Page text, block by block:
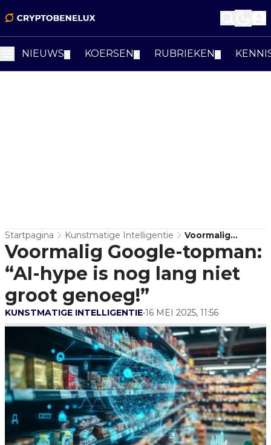
NIEUWS KOERSEN RUBRIEKEN
Startpagina Kunstmatige Intelligentie
Voormalig
Google-Topman:
“AI-Hype Is Nog
Lang Niet Groot
Genoeg!”
Voormalig Google-topman:
“AI-hype is nog lang niet
groot genoeg!”
KUNSTMATIGE INTELLIGENTIE•16 MEI 2025, 11:56